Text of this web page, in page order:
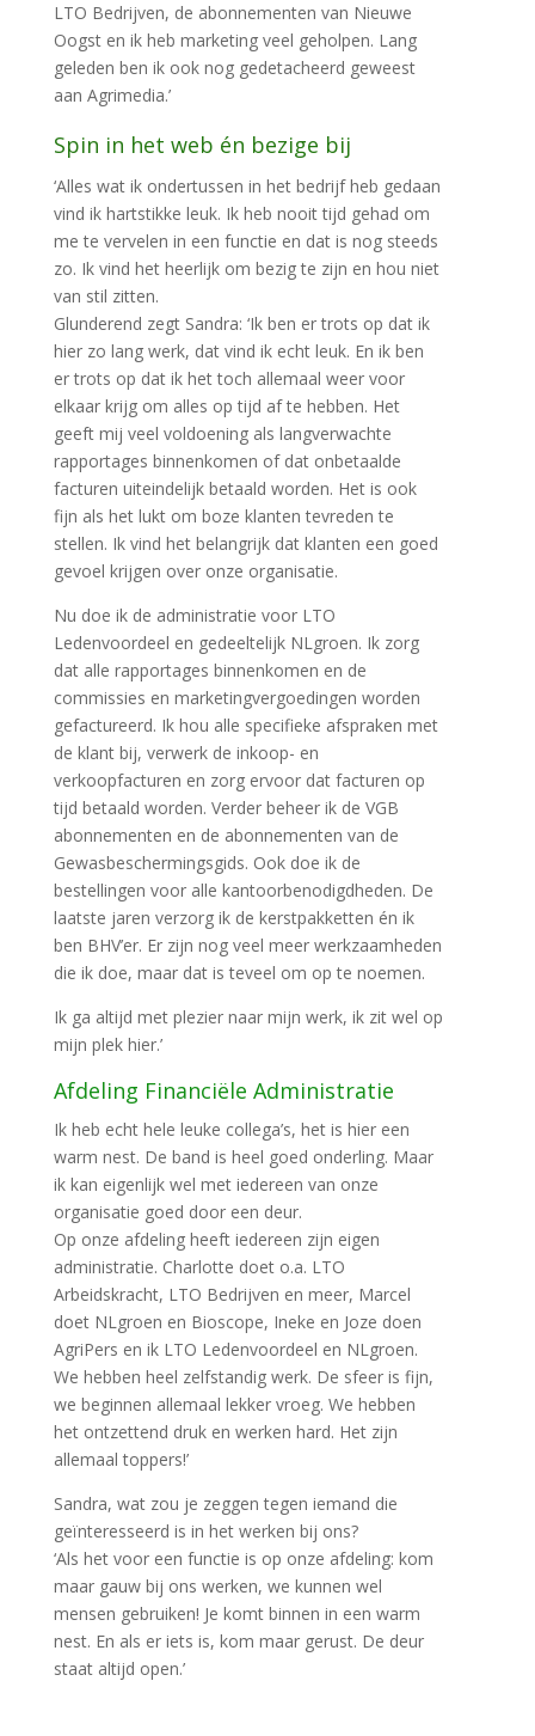
LTO Bedrijven, de abonnementen van Nieuwe
Oogst en ik heb marketing veel geholpen. Lang
geleden ben ik ook nog gedetacheerd geweest
aan Agrimedia.’
Spin in het web én bezige bij
‘Alles wat ik ondertussen in het bedrijf heb gedaan
vind ik hartstikke leuk. Ik heb nooit tijd gehad om
me te vervelen in een functie en dat is nog steeds
zo. Ik vind het heerlijk om bezig te zijn en hou niet
van stil zitten.
Glunderend zegt Sandra: ‘Ik ben er trots op dat ik
hier zo lang werk, dat vind ik echt leuk. En ik ben
er trots op dat ik het toch allemaal weer voor
elkaar krijg om alles op tijd af te hebben. Het
geeft mij veel voldoening als langverwachte
rapportages binnenkomen of dat onbetaalde
facturen uiteindelijk betaald worden. Het is ook
fijn als het lukt om boze klanten tevreden te
stellen. Ik vind het belangrijk dat klanten een goed
gevoel krijgen over onze organisatie.
Nu doe ik de administratie voor LTO
Ledenvoordeel en gedeeltelijk NLgroen. Ik zorg
dat alle rapportages binnenkomen en de
commissies en marketingvergoedingen worden
gefactureerd. Ik hou alle specifieke afspraken met
de klant bij, verwerk de inkoop- en
verkoopfacturen en zorg ervoor dat facturen op
tijd betaald worden. Verder beheer ik de VGB
abonnementen en de abonnementen van de
Gewasbeschermingsgids. Ook doe ik de
bestellingen voor alle kantoorbenodigdheden. De
laatste jaren verzorg ik de kerstpakketten én ik
ben BHV’er. Er zijn nog veel meer werkzaamheden
die ik doe, maar dat is teveel om op te noemen.
Ik ga altijd met plezier naar mijn werk, ik zit wel op
mijn plek hier.’
Afdeling Financiële Administratie
Ik heb echt hele leuke collega’s, het is hier een
warm nest. De band is heel goed onderling. Maar
ik kan eigenlijk wel met iedereen van onze
organisatie goed door een deur.
Op onze afdeling heeft iedereen zijn eigen
administratie. Charlotte doet o.a. LTO
Arbeidskracht, LTO Bedrijven en meer, Marcel
doet NLgroen en Bioscope, Ineke en Joze doen
AgriPers en ik LTO Ledenvoordeel en NLgroen.
We hebben heel zelfstandig werk. De sfeer is fijn,
we beginnen allemaal lekker vroeg. We hebben
het ontzettend druk en werken hard. Het zijn
allemaal toppers!’
Sandra, wat zou je zeggen tegen iemand die
geïnteresseerd is in het werken bij ons?
‘Als het voor een functie is op onze afdeling: kom
maar gauw bij ons werken, we kunnen wel
mensen gebruiken! Je komt binnen in een warm
nest. En als er iets is, kom maar gerust. De deur
staat altijd open.’